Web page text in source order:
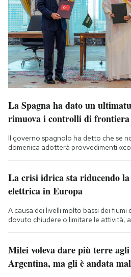
La Spagna ha dato un
rimuova i controlli di frontiera
Il governo spagnolo ha detto che se
domenica adotterà provvedimenti
La crisi idrica sta riducendo
elettrica in Europa
A causa dei livelli molto bassi dei
dovuto chiudere o limitare le attività,
Milei voleva dare più terre
Argentina, ma gli è andata